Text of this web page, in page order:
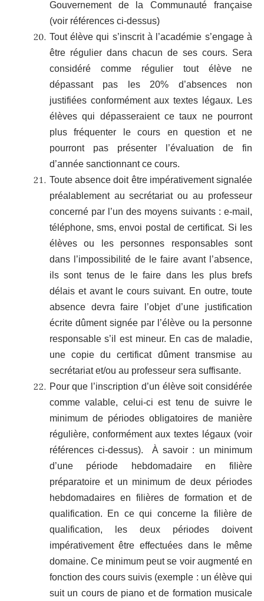
Gouvernement de la Communauté française
(voir références ci-dessus)
Tout élève qui s’inscrit à l’académie s’engage à
être régulier dans chacun de ses cours. Sera
considéré comme régulier tout élève ne
dépassant pas les 20% d’absences non
justifiées conformément aux textes légaux. Les
élèves qui dépasseraient ce taux ne pourront
plus fréquenter le cours en question et ne
pourront pas présenter l’évaluation de fin
d’année sanctionnant ce cours.
Toute absence doit être impérativement signalée
préalablement au secrétariat ou au professeur
concerné par l’un des moyens suivants : e-mail,
téléphone, sms, envoi postal de certificat. Si les
élèves ou les personnes responsables sont
dans l’impossibilité de le faire avant l’absence,
ils sont tenus de le faire dans les plus brefs
délais et avant le cours suivant. En outre, toute
absence devra faire l’objet d’une justification
écrite dûment signée par l’élève ou la personne
responsable s’il est mineur. En cas de maladie,
une copie du certificat dûment transmise au
secrétariat et/ou au professeur sera suffisante.
Pour que l’inscription d’un élève soit considérée
comme valable, celui-ci est tenu de suivre le
minimum de périodes obligatoires de manière
régulière, conformément aux textes légaux (voir
références ci-dessus). À savoir : un minimum
d’une période hebdomadaire en filière
préparatoire et un minimum de deux périodes
hebdomadaires en filières de formation et de
qualification. En ce qui concerne la filière de
qualification, les deux périodes doivent
impérativement être effectuées dans le même
domaine. Ce minimum peut se voir augmenté en
fonction des cours suivis (exemple : un élève qui
suit un cours de piano et de formation musicale